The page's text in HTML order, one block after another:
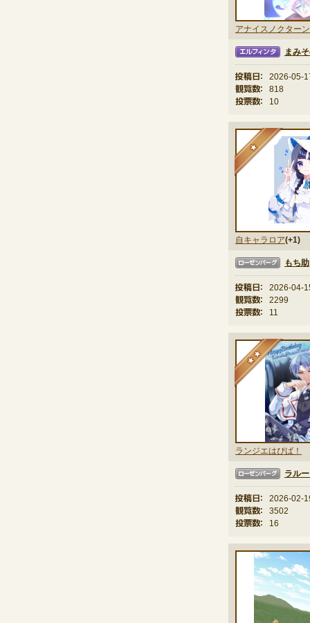
アナイスノクターン
まみ
投稿日：
2026-05-
観覧数：
818
投票数：
10
自キャラロア(+1)
★
もち助
投稿日：
2026-04-
観覧数：
2299
投票数：
11
ランジエはぴば！
★★
ラル
投稿日：
2026-02-
観覧数：
3502
投票数：
16